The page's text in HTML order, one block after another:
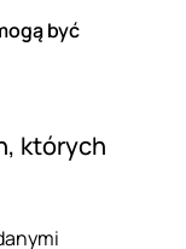
być
których